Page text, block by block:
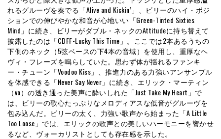
れるグルーヴを奏でる「Alive and Kickin’」、ビリーのハイ・ポジ
ションでの伸びやかな和音が心地いい「Green-Tinted Sixties
Mind」に続き、ビリーがダブル・ネックのAttitudeに持ち替えて
披露したのは「CDFF-Lucky This Time」。ここでは2本あるうちの
下側のネック（5弦ベースの下4本の音域）を使用し、重厚なヘ
ヴィ・フレーズを鳴らしていた。思わず体が揺れるファンキ
ー・チューン「Voodoo Kiss」、推進力のある力強いアンサンブル
を体感できる「Never Say Never」に続き、エリック・マーティン
（vo）の透き通った美声に酔いしれた「Just Take My Heart」で
は、ビリーの歌心たっぷりなメロディアスな低音がグルーヴを
包み込んだ。ビリーの太く、力強い歌声から始まった「A Little
Too Loose」では、エリックの歌声との美しいハーモニーを響かせ
るなど、ヴォーカリストとしても存在感を示した。